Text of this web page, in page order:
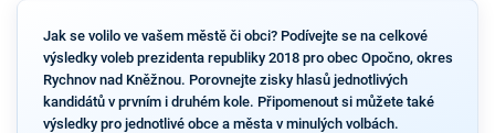
Jak se volilo ve vašem městě či obci? Podívejte se na celkové
výsledky voleb prezidenta republiky 2018 pro obec Opočno, okres
Rychnov nad Kněžnou. Porovnejte zisky hlasů jednotlivých
kandidátů v prvním i druhém kole. Připomenout si můžete také
výsledky pro jednotlivé obce a města v minulých volbách.